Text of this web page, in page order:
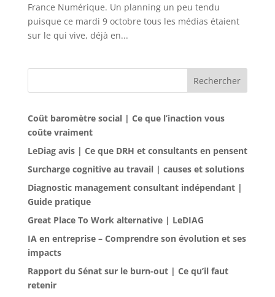
France Numérique. Un planning un peu tendu
puisque ce mardi 9 octobre tous les médias étaient
sur le qui vive, déjà en...
Rechercher
Coût baromètre social | Ce que l’inaction vous
coûte vraiment
LeDiag avis | Ce que DRH et consultants en pensent
Surcharge cognitive au travail | causes et solutions
Diagnostic management consultant indépendant |
Guide pratique
Great Place To Work alternative | LeDIAG
IA en entreprise – Comprendre son évolution et ses
impacts
Rapport du Sénat sur le burn-out | Ce qu’il faut
retenir